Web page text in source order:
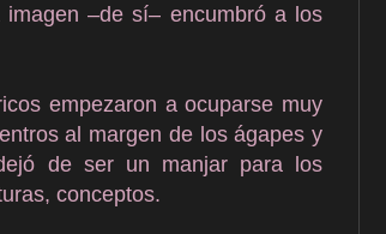
–de sí– encumbró a los
empezaron a ocuparse muy
al margen de los ágapes y
de ser un manjar para los
conceptos.